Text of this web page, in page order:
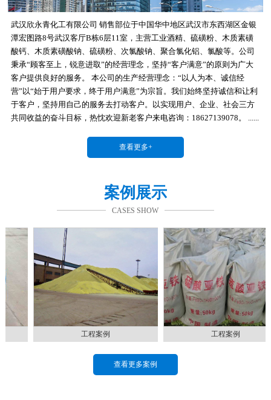
武汉欣永青化工有限公司 销售部位于中国华中地区武汉市东西湖区金银
潭宏图路8号武汉客厅B栋6层11室，主营工业酒精、硫磺粉、木质素磺
酸钙、木质素磺酸钠、硫磺粉、次氯酸钠、聚合氯化铝、氯酸等。公司
秉承“顾客至上，锐意进取”的经营理念，坚持“客户满意”的原则为广大
客户提供良好的服务。 本公司的生产经营理念：“以人为本、诚信经
营”以“始于用户要求，终于用户满意”为宗旨。我们始终坚持诚信和让利
于客户，坚持用自己的服务去打动客户。以实现用户、企业、社会三方
共同收益的奋斗目标，热忱欢迎新老客户来电咨询：18627139078。 ......
查看更多+
案例展示
CASES SHOW
工程案例 工程案例
查看更多案例